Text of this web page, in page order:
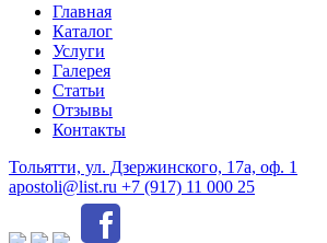
Главная
Каталог
Услуги
Галерея
Статьи
Отзывы
Контакты
Тольятти, ул. Дзержинского, 17а, оф. 1
apostoli@list.ru +7 (917) 11 000 25